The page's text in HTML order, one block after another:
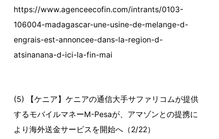
https://www.agenceecofin.com/intrants/0103-
106004-madagascar-une-usine-de-melange-d-
engrais-est-annoncee-dans-la-region-d-
atsinanana-d-ici-la-fin-mai
(5) 【ケニア】ケニアの通信大手サファリコムが提供
するモバイルマネーM-Pesaが、アマゾンとの提携に
より海外送金サービスを開始へ（2/22）